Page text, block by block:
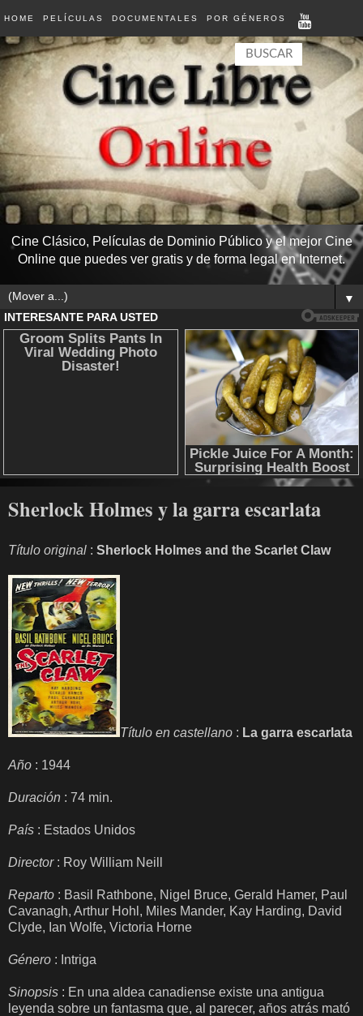
HOME PELÍCULAS DOCUMENTALES POR GÉNEROS
Cine Clásico, Películas de Dominio Público y el mejor Cine
Online que puedes ver gratis y de forma legal en Internet.
▼
Sherlock Holmes y la garra escarlata
Título original : Sherlock Holmes and the Scarlet Claw
Título en castellano : La garra escarlata
Año : 1944
Duración : 74 min.
País : Estados Unidos
Director: Roy William Neill
Reparto : Basil Rathbone, Nigel Bruce, Gerald Hamer, Paul
Cavanagh, Arthur Hohl, Miles Mander, Kay Harding, David
Clyde, Ian Wolfe, Victoria Horne
Género : Intriga
Sinopsis : En una aldea canadiense existe una antigua
leyenda sobre un fantasma que, al parecer, años atrás mató